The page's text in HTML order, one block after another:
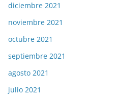
diciembre 2021
noviembre 2021
octubre 2021
septiembre 2021
agosto 2021
julio 2021